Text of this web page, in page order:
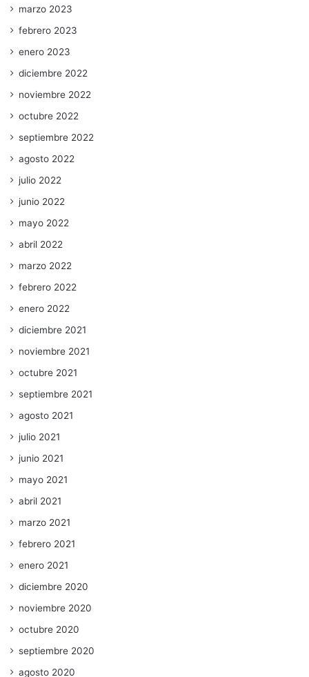
marzo 2023
febrero 2023
enero 2023
diciembre 2022
noviembre 2022
octubre 2022
septiembre 2022
agosto 2022
julio 2022
junio 2022
mayo 2022
abril 2022
marzo 2022
febrero 2022
enero 2022
diciembre 2021
noviembre 2021
octubre 2021
septiembre 2021
agosto 2021
julio 2021
junio 2021
mayo 2021
abril 2021
marzo 2021
febrero 2021
enero 2021
diciembre 2020
noviembre 2020
octubre 2020
septiembre 2020
agosto 2020